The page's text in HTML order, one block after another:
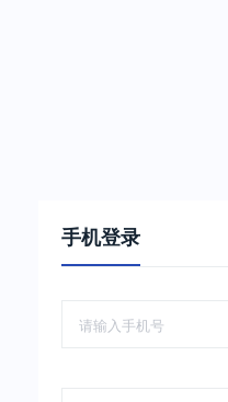
手机登录